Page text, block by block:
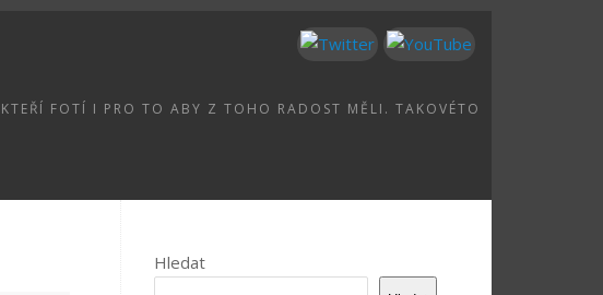
FOTÍ I PRO TO ABY Z TOHO RADOST MĚLI. TAKOVÉTO
Hledat